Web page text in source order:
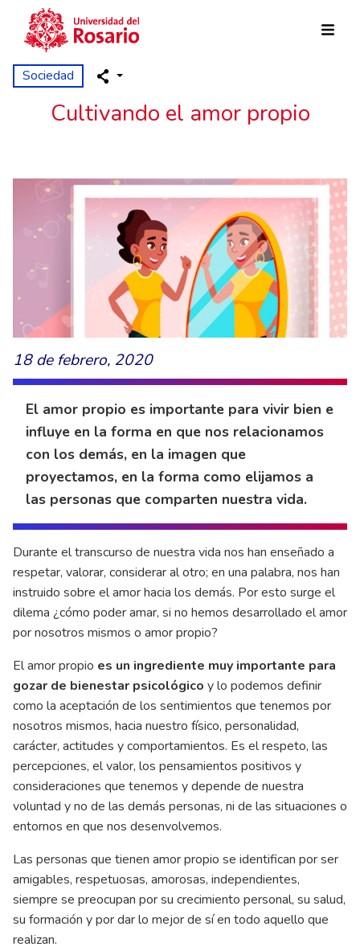
Pasar al contenido principal
Sociedad
Cultivando el amor propio
18 de febrero, 2020
El amor propio es importante para vivir bien e
influye en la forma en que nos relacionamos
con los demás, en la imagen que
proyectamos, en la forma como elijamos a
las personas que comparten nuestra vida.
Durante el transcurso de nuestra vida nos han enseñado a
respetar, valorar, considerar al otro; en una palabra, nos han
instruido sobre el amor hacia los demás. Por esto surge el
dilema ¿cómo poder amar, si no hemos desarrollado el amor
por nosotros mismos o amor propio?
El amor propio es un ingrediente muy importante para
gozar de bienestar psicológico y lo podemos definir
como la aceptación de los sentimientos que tenemos por
nosotros mismos, hacia nuestro físico, personalidad,
carácter, actitudes y comportamientos. Es el respeto, las
percepciones, el valor, los pensamientos positivos y
consideraciones que tenemos y depende de nuestra
voluntad y no de las demás personas, ni de las situaciones o
entornos en que nos desenvolvemos.
Las personas que tienen amor propio se identifican por ser
amigables, respetuosas, amorosas, independientes,
siempre se preocupan por su crecimiento personal, su salud,
su formación y por dar lo mejor de sí en todo aquello que
realizan.